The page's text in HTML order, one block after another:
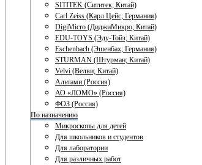
SITITEK (Сититек; Китай)
Carl Zeiss (Карл Цейс; Германия)
DigiMicro (ДиджиМикро; Китай)
EDU-TOYS (Эду-Тойз; Китай)
Eschenbach (Эшенбах; Германия)
STURMAN (Штурман; Китай)
Velvi (Велви; Китай)
Альтами (Россия)
АО «ЛОМО» (Россия)
ФОЗ (Россия)
По назначению
Микроскопы для детей
Для школьников и студентов
Для лаборатории
Для различных работ